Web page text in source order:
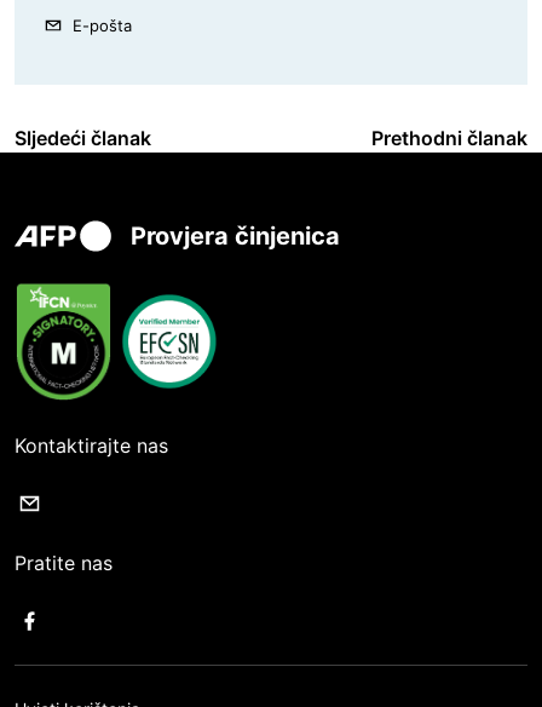
E-pošta
Sljedeći članak Prethodni članak
Provjera činjenica
Kontaktirajte nas
Pratite nas